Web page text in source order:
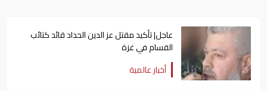
عاجل| تأكيد مقتل عز الدين الحداد قائد كتائب
القسام في غزة
أخبار عالمية